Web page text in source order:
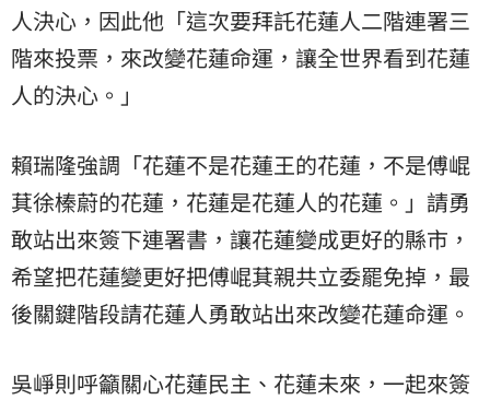
人決心，因此他「這次要拜託花蓮人二階連署三
階來投票，來改變花蓮命運，讓全世界看到花蓮
人的決心。」
賴瑞隆強調「花蓮不是花蓮王的花蓮，不是傅崐
萁徐榛蔚的花蓮，花蓮是花蓮人的花蓮。」請勇
敢站出來簽下連署書，讓花蓮變成更好的縣市，
希望把花蓮變更好把傅崐萁親共立委罷免掉，最
後關鍵階段請花蓮人勇敢站出來改變花蓮命運。
吳崢則呼籲關心花蓮民主、花蓮未來，一起來簽